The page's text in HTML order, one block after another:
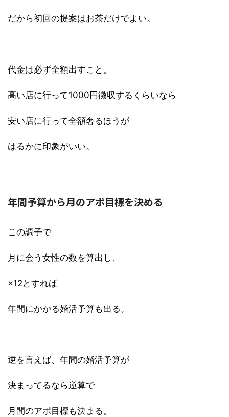
だから初回の提案はお茶だけでよい。
代金は必ず全額出すこと。
高い店に行って1000円徴収するくらいなら
安い店に行って全額奢るほうが
はるかに印象がいい。
年間予算から月のアポ目標を決める
この調子で
月に会う女性の数を算出し、
×12とすれば
年間にかかる婚活予算も出る。
逆を言えば、年間の婚活予算が
決まってるなら逆算で
月間のアポ目標も決まる。